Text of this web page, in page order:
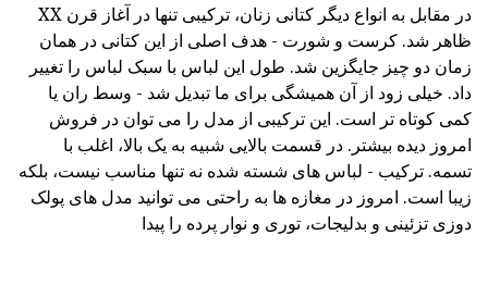
در مقابل به انواع دیگر کتانی زنان، ترکیبی تنها در آغاز قرن XX
ظاهر شد. کرست و شورت - هدف اصلی از این کتانی در همان
زمان دو چیز جایگزین شد. طول این لباس با سبک لباس را تغییر
داد. خیلی زود از آن همیشگی برای ما تبدیل شد - وسط ران یا
کمی کوتاه تر است. این ترکیبی از مدل را می توان در فروش
امروز دیده بیشتر. در قسمت بالایی شبیه به یک بالا، اغلب با
تسمه. ترکیب - لباس های شسته شده نه تنها مناسب نیست، بلکه
زیبا است. امروز در مغازه ها به راحتی می توانید مدل های پولک
دوزی تزئینی و بدلیجات، توری و نوار پرده را پیدا